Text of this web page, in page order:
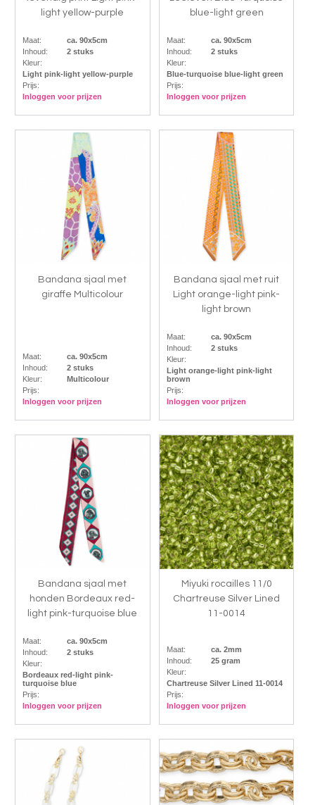
light yellow-purple
Maat:
ca. 90x5cm
Inhoud:
2 stuks
Kleur:
Light pink-light yellow-purple
Prijs:
Inloggen voor prijzen
blue-light green
Maat:
ca. 90x5cm
Inhoud:
2 stuks
Kleur:
Blue-turquoise blue-light green
Prijs:
Inloggen voor prijzen
Bandana sjaal met
giraffe Multicolour
Maat:
ca. 90x5cm
Inhoud:
2 stuks
Kleur:
Multicolour
Prijs:
Inloggen voor prijzen
Bandana sjaal met ruit
Light orange-light pink-
light brown
Maat:
ca. 90x5cm
Inhoud:
2 stuks
Kleur:
Light orange-light pink-light
brown
Prijs:
Inloggen voor prijzen
Bandana sjaal met
honden Bordeaux red-
light pink-turquoise blue
Maat:
ca. 90x5cm
Inhoud:
2 stuks
Kleur:
Bordeaux red-light pink-
turquoise blue
Prijs:
Inloggen voor prijzen
Miyuki rocailles 11/0
Chartreuse Silver Lined
11-0014
Maat:
ca. 2mm
Inhoud:
25 gram
Kleur:
Chartreuse Silver Lined 11-0014
Prijs:
Inloggen voor prijzen